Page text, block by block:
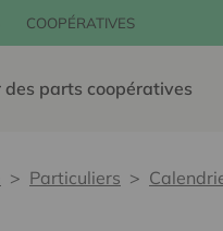
COOPÉRATIVES
des parts coopératives
Particuliers